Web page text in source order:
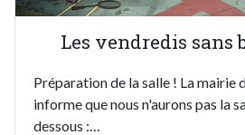
Les vendredis sans
Préparation de la salle ! La mairie
informe que nous n'aurons pas la
dessous :…